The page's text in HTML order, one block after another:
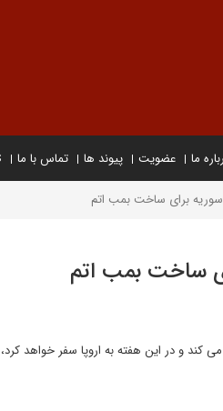
ما عضویت پیوند ها تماس با ما
برای ساخت بمب اتم
ساخت بمب اتم
می کند و در این هفته به اروپا سفر خواهد